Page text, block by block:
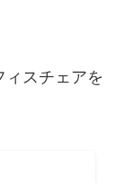
スチェアを